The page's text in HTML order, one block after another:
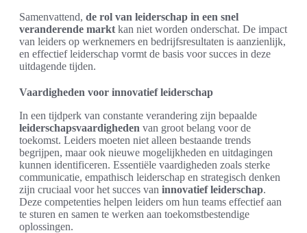
Samenvattend, de rol van leiderschap in een snel
veranderende markt kan niet worden onderschat. De impact
van leiders op werknemers en bedrijfsresultaten is aanzienlijk,
en effectief leiderschap vormt de basis voor succes in deze
uitdagende tijden.
Vaardigheden voor innovatief leiderschap
In een tijdperk van constante verandering zijn bepaalde
leiderschapsvaardigheden van groot belang voor de
toekomst. Leiders moeten niet alleen bestaande trends
begrijpen, maar ook nieuwe mogelijkheden en uitdagingen
kunnen identificeren. Essentiële vaardigheden zoals sterke
communicatie, empathisch leiderschap en strategisch denken
zijn cruciaal voor het succes van innovatief leiderschap.
Deze competenties helpen leiders om hun teams effectief aan
te sturen en samen te werken aan toekomstbestendige
oplossingen.